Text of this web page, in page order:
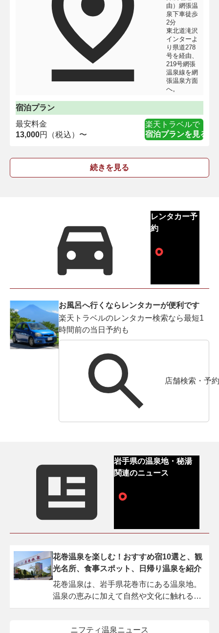
由）網張温
泉下車徒歩
2分
東北道滝沢
インターよ
り県道278
号を経由、
219号網張
温泉線を網
張温泉方面
へ。
宿泊プラン
最安料金
13,000円（税込）〜
楽天トラベルで
宿泊プランを見る
続きを見る
レンタカー予
約
お風呂へ行くならレンタカーが便利です
楽天トラベルのレンタカー検索なら最短1
時間前の当日予約も
店舗検索・予約
岩手県の温泉地・秘湯
関連のニュース
花巻温泉を楽しむ！おすすめ宿10選と、観
光名所、食事スポット、日帰り温泉を紹介
花巻温泉は、岩手県花巻市にある温泉地。
温泉の恵みに加えて自然や文化に触れる機
会が豊富で、アクセスも良好なため、遠く
ニフティ温泉ニュース